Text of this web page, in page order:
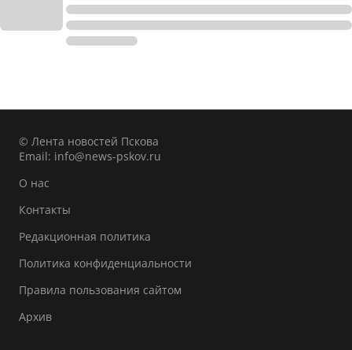
© Лента новостей Пскова
Email: info@news-pskov.ru
О нас
Контакты
Редакционная политика
Политика конфиденциальности
Правила пользования сайтом
Архив